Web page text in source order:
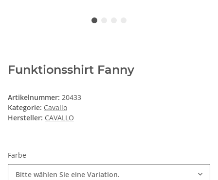
Funktionsshirt Fanny
Artikelnummer: 20433
Kategorie: Cavallo
Hersteller: CAVALLO
Farbe
Bitte wählen Sie eine Variation.